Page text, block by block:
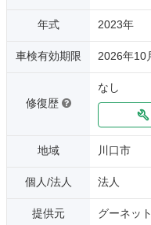
年式 2023年
車検有効期限 2026年10
修復歴
なし
地域 川口市
個人/法人 法人
提供元 グーネット